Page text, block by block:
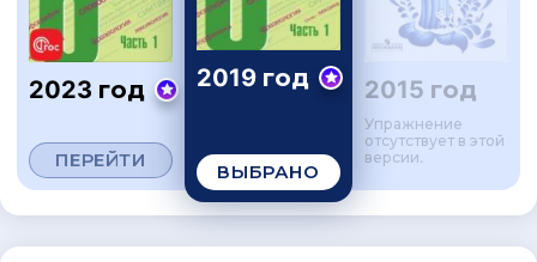
2023 год
ПЕРЕЙТИ
2019 год
ВЫБРАНО
2015 год
Упражнение
отсутствует в этой
версии.